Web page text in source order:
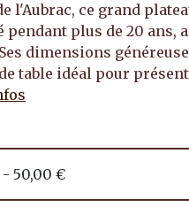
l'Aubrac, ce grand
plus de 20 ans,
dimensions
table idéal pour